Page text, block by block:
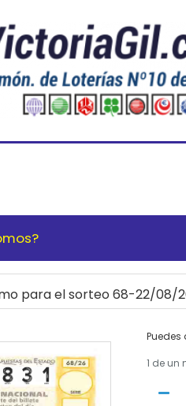
para el sorteo 68-22/08/
1 de un